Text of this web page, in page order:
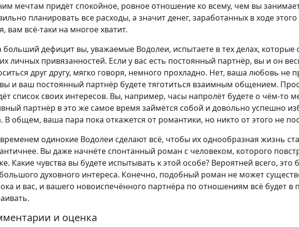
мечтам придёт спокойное, ровное отношение ко всему, чем вы
планировать все расходы, а значит денег, заработанных в ходе
вам всё-таки на многое хватит.
больший дефицит вы, уважаемые Водолеи, испытаете в тех делах, которые
личных привязанностей. Если у вас есть постоянный партнёр, вы и он
друг другу, мягко говоря, немного прохладно. Нет, ваша любовь не
и ваш постоянный партнёр будете тяготиться взаимным общением.
список своих интересов. Вы, например, часы напролёт будете о чём-то
партнёр в это же самое время займётся собой и довольно успешно
В общем, ваша пара пока откажется от романтики, но никто от этого не
одинокие Водолеи сделают всё, чтобы их однообразная жизнь
Вы даже начнёте спонтанный роман с человеком, которого
Какие чувства вы будете испытывать к этой особе? Вероятней всего, это
духовного интереса. Конечно, подобный роман не может
и вас, и вашего новоиспечённого партнёра по отношениям всё будет в
и оценка